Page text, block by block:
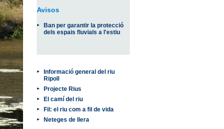
Avisos
Ban per garantir la protecció
dels espais fluvials a l'estiu
Informació general del riu
Ripoll
Projecte Rius
El camí del riu
Fil: el riu com a fil de vida
Neteges de llera